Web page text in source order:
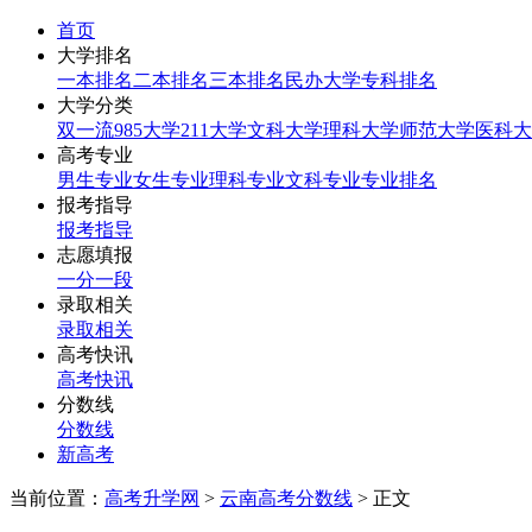
首页
大学排名
一本排名 二本排名三本排名 民办大学专科排名
大学分类
双一流985大学211大学文科大学理科大学师范大学医科
高考专业
男生专业女生专业理科专业文科专业专业排名
报考指导
报考指导
志愿填报
一分一段
录取相关
录取相关
高考快讯
高考快讯
分数线
分数线
新高考
当前位置： 高考升学网 > 云南高考分数线 > 正文